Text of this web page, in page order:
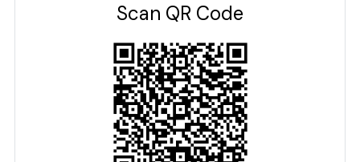
Scan QR Code